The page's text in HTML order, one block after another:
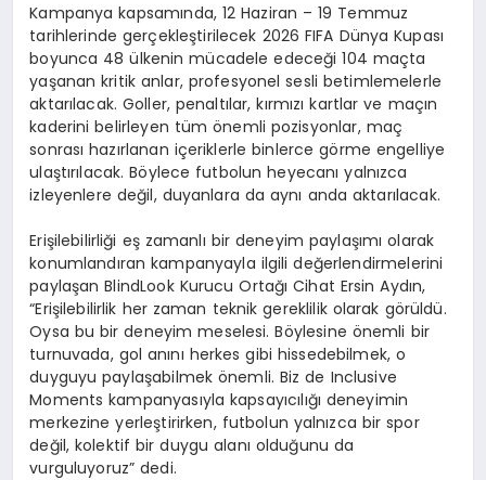
Kampanya kapsamında, 12 Haziran – 19 Temmuz
tarihlerinde gerçekleştirilecek 2026 FIFA Dünya Kupası
boyunca 48 ülkenin mücadele edeceği 104 maçta
yaşanan kritik anlar, profesyonel sesli betimlemelerle
aktarılacak. Goller, penaltılar, kırmızı kartlar ve maçın
kaderini belirleyen tüm önemli pozisyonlar, maç
sonrası hazırlanan içeriklerle binlerce görme engelliye
ulaştırılacak. Böylece futbolun heyecanı yalnızca
izleyenlere değil, duyanlara da aynı anda aktarılacak.
Erişilebilirliği eş zamanlı bir deneyim paylaşımı olarak
konumlandıran kampanyayla ilgili değerlendirmelerini
paylaşan BlindLook Kurucu Ortağı Cihat Ersin Aydın,
“Erişilebilirlik her zaman teknik gereklilik olarak görüldü.
Oysa bu bir deneyim meselesi. Böylesine önemli bir
turnuvada, gol anını herkes gibi hissedebilmek, o
duyguyu paylaşabilmek önemli. Biz de Inclusive
Moments kampanyasıyla kapsayıcılığı deneyimin
merkezine yerleştirirken, futbolun yalnızca bir spor
değil, kolektif bir duygu alanı olduğunu da
vurguluyoruz” dedi.